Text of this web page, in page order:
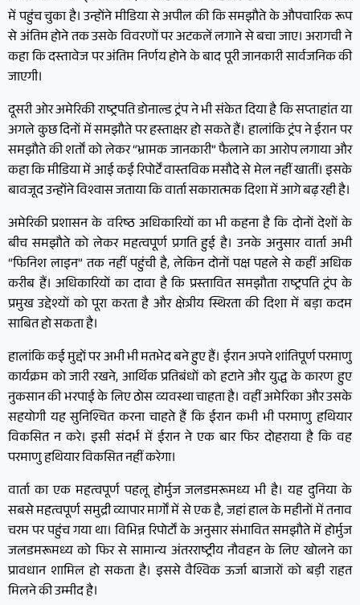
में पहुंच चुका है। उन्होंने मीडिया से अपील की कि समझौते के औपचारिक रूप
से अंतिम होने तक उसके विवरणों पर अटकलें लगाने से बचा जाए। अरागची ने
कहा कि दस्तावेज पर अंतिम निर्णय होने के बाद पूरी जानकारी सार्वजनिक की
जाएगी।
दूसरी ओर अमेरिकी राष्ट्रपति डोनाल्ड ट्रंप ने भी संकेत दिया है कि सप्ताहांत या
अगले कुछ दिनों में समझौते पर हस्ताक्षर हो सकते हैं। हालांकि ट्रंप ने ईरान पर
समझौते की शर्तों को लेकर “भ्रामक जानकारी” फैलाने का आरोप लगाया और
कहा कि मीडिया में आई कई रिपोर्टें वास्तविक मसौदे से मेल नहीं खातीं। इसके
बावजूद उन्होंने विश्वास जताया कि वार्ता सकारात्मक दिशा में आगे बढ़ रही है।
अमेरिकी प्रशासन के वरिष्ठ अधिकारियों का भी कहना है कि दोनों देशों के
बीच समझौते को लेकर महत्वपूर्ण प्रगति हुई है। उनके अनुसार वार्ता अभी
“फिनिश लाइन” तक नहीं पहुंची है, लेकिन दोनों पक्ष पहले से कहीं अधिक
करीब हैं। अधिकारियों का दावा है कि प्रस्तावित समझौता राष्ट्रपति ट्रंप के
प्रमुख उद्देश्यों को पूरा करता है और क्षेत्रीय स्थिरता की दिशा में बड़ा कदम
साबित हो सकता है।
हालांकि कई मुद्दों पर अभी भी मतभेद बने हुए हैं। ईरान अपने शांतिपूर्ण परमाणु
कार्यक्रम को जारी रखने, आर्थिक प्रतिबंधों को हटाने और युद्ध के कारण हुए
नुकसान की भरपाई के लिए ठोस व्यवस्था चाहता है। वहीं अमेरिका और उसके
सहयोगी यह सुनिश्चित करना चाहते हैं कि ईरान कभी भी परमाणु हथियार
विकसित न करे। इसी संदर्भ में ईरान ने एक बार फिर दोहराया है कि वह
परमाणु हथियार विकसित नहीं करेगा।
वार्ता का एक महत्वपूर्ण पहलू होर्मुज जलडमरूमध्य भी है। यह दुनिया के
सबसे महत्वपूर्ण समुद्री व्यापार मार्गों में से एक है, जहां हाल के महीनों में तनाव
चरम पर पहुंच गया था। विभिन्न रिपोर्टों के अनुसार संभावित समझौते में होर्मुज
जलडमरूमध्य को फिर से सामान्य अंतरराष्ट्रीय नौवहन के लिए खोलने का
प्रावधान शामिल हो सकता है। इससे वैश्विक ऊर्जा बाजारों को बड़ी राहत
मिलने की उम्मीद है।